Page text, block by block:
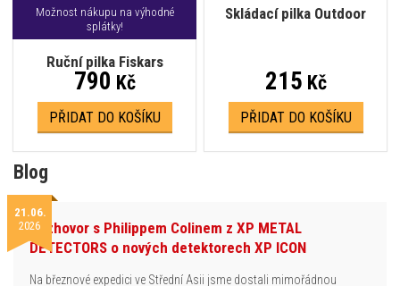
Možnost nákupu na výhodné
splátky!
Ruční pilka Fiskars
790 Kč
PŘIDAT DO KOŠÍKU
Skládací pilka Outdoor
215 Kč
PŘIDAT DO KOŠÍKU
Blog
21.06.
2026Rozhovor s Philippem Colinem z XP METAL
DETECTORS o nových detektorech XP ICON
Na březnové expedici ve Střední Asii jsme dostali mimořádnou